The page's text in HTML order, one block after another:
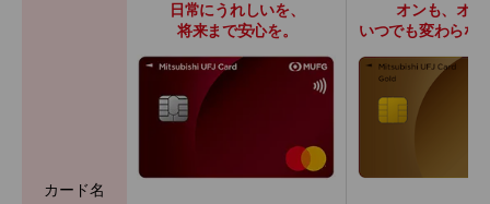
カード名
日常にうれしいを、
将来まで安心を。
オンも、オフ
いつでも変わらな